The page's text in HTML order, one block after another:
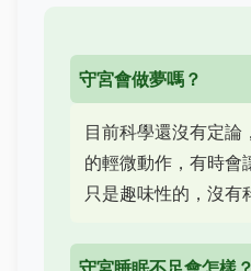
守宮會做夢嗎？
目前科學還沒有定論
的輕微動作，有時會
只是趣味性的，沒有